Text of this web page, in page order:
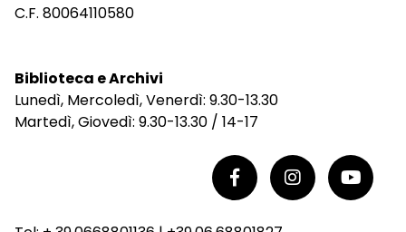
C.F. 80064110580
Biblioteca e Archivi
Lunedì, Mercoledì, Venerdì: 9.30-13.30
Martedì, Giovedì: 9.30-13.30 / 14-17